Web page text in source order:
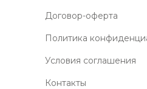
Договор-оферта
Политика
Условия соглашения
Контакты